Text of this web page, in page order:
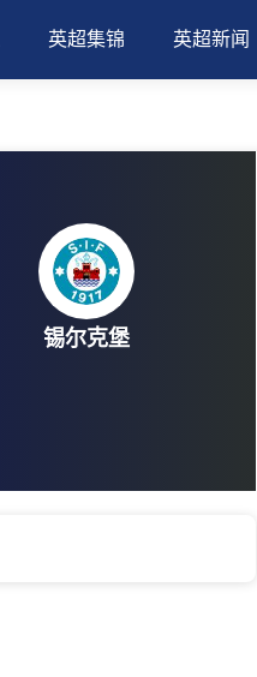
英超集锦 英超新闻
锡尔克堡